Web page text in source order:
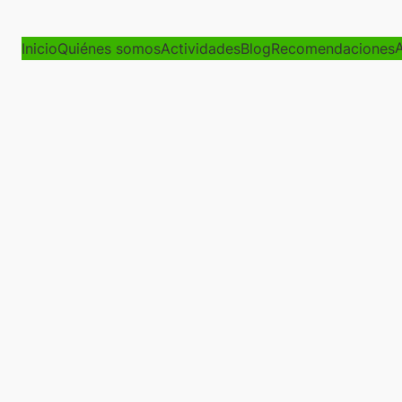
InicioQuiénes somosActividadesBlogRecomendaciones